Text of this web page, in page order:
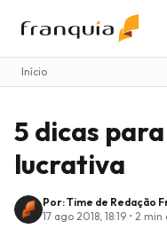
Início
5 dicas
lucrativa
Por: Time de Redação
17 ago 2018, 18:19 • 2 min